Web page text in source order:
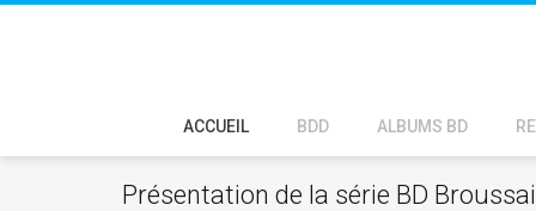
ACCUEIL BDD ALBUMS BD
Présentation de la série BD